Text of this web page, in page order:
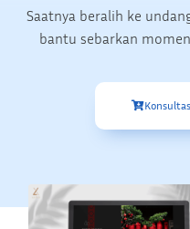
Saatnya beralih ke
bantu sebarkan